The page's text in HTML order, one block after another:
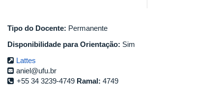
Tipo do Docente: Permanente
Disponibilidade para Orientação: Sim
Lattes
aniel@ufu.br
+55 34 3239-4749 Ramal: 4749